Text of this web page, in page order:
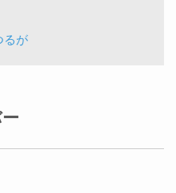
るが